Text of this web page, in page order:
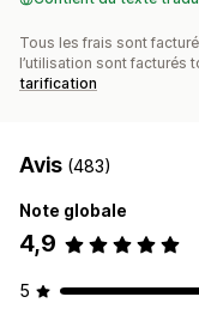
Tous les frais sont
l’utilisation sont facturés
tarification
Avis (483)
Note globale
4,9
5